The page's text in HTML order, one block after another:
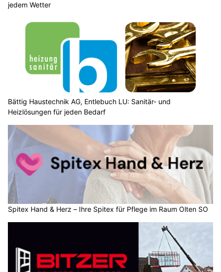
jedem Wetter
Bättig Haustechnik AG, Entlebuch LU: Sanitär- und
Heizlösungen für jeden Bedarf
Spitex Hand & Herz – Ihre Spitex für Pflege im Raum Olten SO